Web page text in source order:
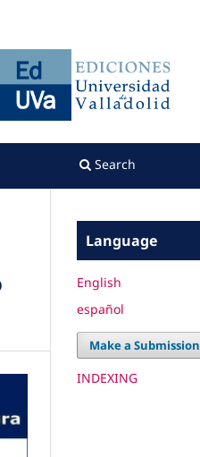
Search
Language
English
español
Make a Submission
INDEXING